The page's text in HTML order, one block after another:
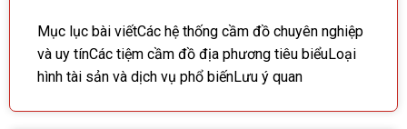
Mục lục bài viếtCác hệ thống cầm đồ chuyên nghiệp
và uy tínCác tiệm cầm đồ địa phương tiêu biểuLoại
hình tài sản và dịch vụ phổ biếnLưu ý quan